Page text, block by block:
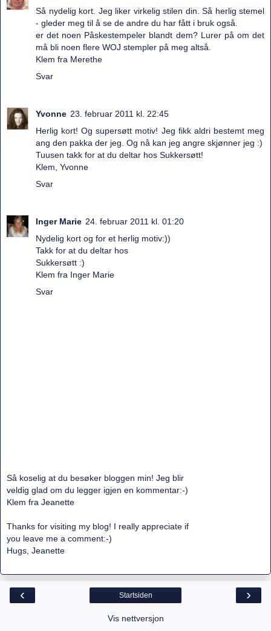
Så nydelig kort. Jeg liker virkelig stilen din. Så herlig stemel
- gleder meg til å se de andre du har fått i bruk også.
er det noen Påskestempeler blandt dem? Lurer på om det
må bli noen flere WOJ stempler på meg altså.
Klem fra Merethe
Svar
Yvonne 23. februar 2011 kl. 22:45
Herlig kort! Og supersøtt motiv! Jeg fikk aldri bestemt meg
ang den pakka der jeg. Og nå kan jeg angre skjønner jeg :)
Tuusen takk for at du deltar hos Sukkersøtt!
Klem, Yvonne
Svar
Inger Marie 24. februar 2011 kl. 01:20
Nydelig kort og for et herlig motiv:))
Takk for at du deltar hos
Sukkersøtt :)
Klem fra Inger Marie
Svar
Så koselig at du besøker bloggen min! Jeg blir
veldig glad om du legger igjen en kommentar:-)
Klem fra Jeanette
Thanks for visiting my blog! I really appreciate if
you leave me a comment:-)
Hugs, Jeanette
‹ ›
Startsiden
Vis nettversjon